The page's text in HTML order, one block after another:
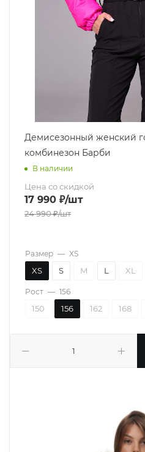
Демисезонный женский
комбинезон Барби
В наличии
Цена со скидкой
17 990 ₽/шт
24 990₽/шт
Размер — XS
XS S M L XL
Рост — 156
150 156 162 168